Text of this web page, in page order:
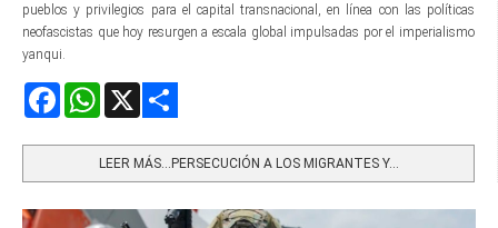
pueblos y privilegios para el capital transnacional, en línea con las políticas
neofascistas que hoy resurgen a escala global impulsadas por el imperialismo
yanqui.
FacebookWhatsApp
LEER MÁS…PERSECUCIÓN A LOS MIGRANTES Y...